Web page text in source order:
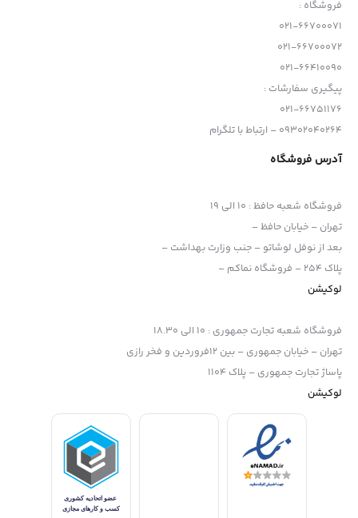
فروشگاه :
021-66700071
021-66700072
021-66410090
پیگیری سفارشات :
021-66751176
09302040264 – ارتباط با تلگرام
آدرس فروشگاه
فروشگاه شعبه حافظ: 10 الی 19
تهران – خیابان حافظ –
بعد از نوفل لوشاتو – جنب وزارت بهداشت –
پلاک 254 – فروشگاه نماکم –
لوکیشن
فروشگاه شعبه تجارت جمهوری : 10 الی 18.30
تهران – خیابان جمهوری – بین 12فروردین و فخر رازی
پاساژ تجارت جمهوری – پلاک 1104
لوکیشن